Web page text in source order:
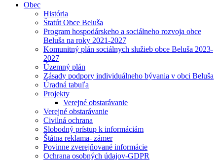
Obec
História
Štatút Obce Beluša
Program hospodárskeho a sociálneho rozvoja obce
Beluša na roky 2021-2027
Komunitný plán sociálnych služieb obce Beluša 2023-
2027
Územný plán
Zásady podpory individuálneho bývania v obci Beluša
Úradná tabuľa
Projekty
Verejné obstarávanie
Verejné obstarávanie
Civilná ochrana
Slobodný prístup k informáciám
Štátna reklama- zámer
Povinne zverejňované informácie
Ochrana osobných údajov-GDPR